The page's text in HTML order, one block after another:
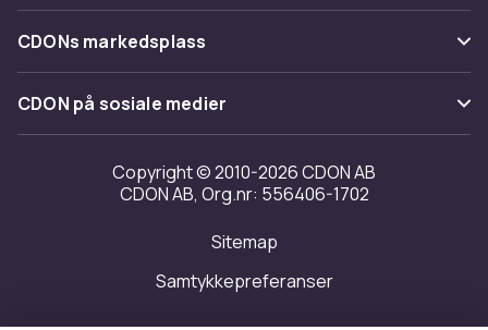
Tilbakekallinger
Varemerker
Om oss
Kundeanmeldelser
Jobbe på CDON
Investor relations
Tilgjengelighet
CDONs markedsplass
Merchant Help Center
CDON på sosiale medier
Copyright © 2010-2026 CDON AB
CDON AB, Org.nr: 556406-1702
Sitemap
Samtykkepreferanser